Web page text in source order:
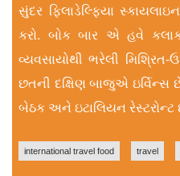
સુંદર ફિલાડેલ્ફિયા
કરો. બોક બાર એ હવે
વ્યવસાયોથી ભરેલી
છતની દક્ષિણ બાજુએ
બેઠક અને ઇટાલિયન રેસ્ટરોન્ટ
international travel food travel